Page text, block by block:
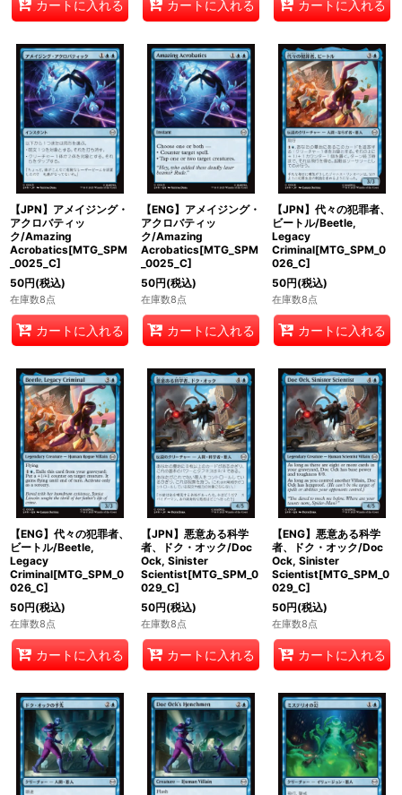
カートに入れる カートに入れる カートに入れる
【JPN】アメイジング・
アクロバティッ
ク/Amazing
Acrobatics[MTG_SPM
_0025_C]
50円(税込)
在庫数8点
カートに入れる
【ENG】アメイジング・
アクロバティッ
ク/Amazing
Acrobatics[MTG_SPM
_0025_C]
50円(税込)
在庫数8点
カートに入れる
【JPN】代々の犯罪者、
ビートル/Beetle,
Legacy
Criminal[MTG_SPM_0
026_C]
50円(税込)
在庫数8点
カートに入れる
【ENG】代々の犯罪者、
ビートル/Beetle,
Legacy
Criminal[MTG_SPM_0
026_C]
50円(税込)
在庫数8点
カートに入れる
【JPN】悪意ある科学
者、ドク・オック/Doc
Ock, Sinister
Scientist[MTG_SPM_0
029_C]
50円(税込)
在庫数8点
カートに入れる
【ENG】悪意ある科学
者、ドク・オック/Doc
Ock, Sinister
Scientist[MTG_SPM_0
029_C]
50円(税込)
在庫数8点
カートに入れる